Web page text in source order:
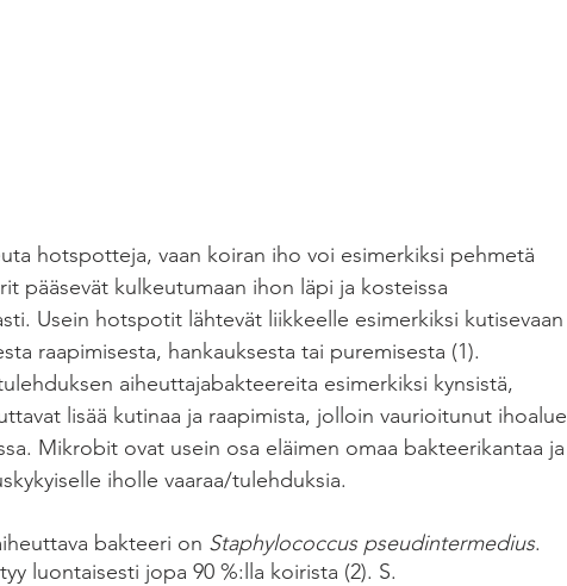
hotspotteja, vaan koiran iho voi esimerkiksi pehmetä
pääsevät kulkeutumaan ihon läpi ja kosteissa
Usein hotspotit lähtevät liikkeelle esimerkiksi kutisevaan
raapimisesta, hankauksesta tai puremisesta (1).
aiheuttajabakteereita esimerkiksi kynsistä,
lisää kutinaa ja raapimista, jolloin vaurioitunut ihoalue
Mikrobit ovat usein osa eläimen omaa bakteerikantaa ja
iholle vaaraa/tulehduksia.
bakteeri on Staphylococcus pseudintermedius.
luontaisesti jopa 90 %:lla koirista (2). S.